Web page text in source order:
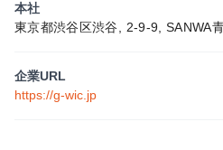
本社
東京都渋谷区渋谷, 2-9-9, SANWA
企業URL
https://g-wic.jp